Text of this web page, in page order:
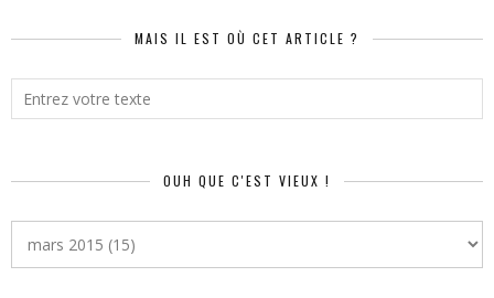
MAIS IL EST OÙ CET ARTICLE ?
OUH QUE C'EST VIEUX !